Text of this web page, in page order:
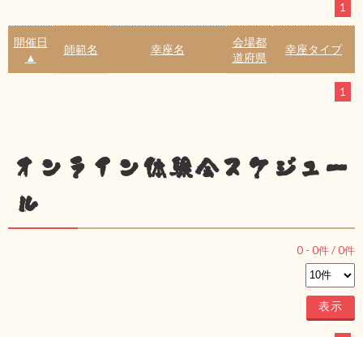
1
開催日
▲
師範名 幸座名
会場都
道府県
幸座タイプ
1
オンライン体験会スケジュー
ル
0 - 0件 /0件